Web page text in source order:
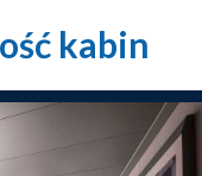
kabin